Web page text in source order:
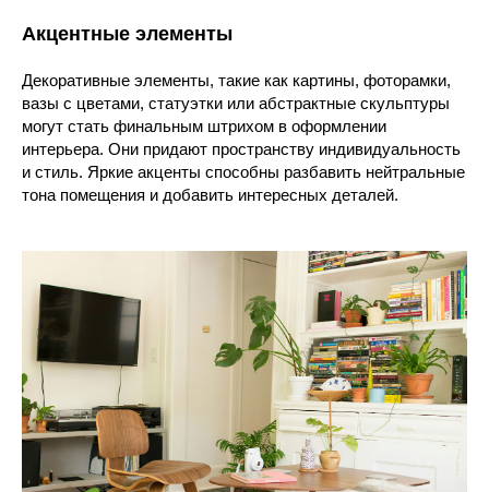
Акцентные элементы
Декоративные элементы, такие как картины, фоторамки,
вазы с цветами, статуэтки или абстрактные скульптуры
могут стать финальным штрихом в оформлении
интерьера. Они придают пространству индивидуальность
и стиль. Яркие акценты способны разбавить нейтральные
тона помещения и добавить интересных деталей.